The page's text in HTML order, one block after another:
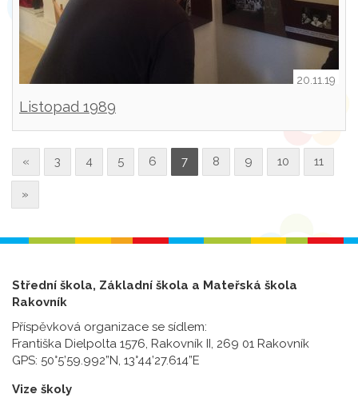
20.11.19
Listopad 1989
« 3 4 5 6 7 8 9 10 11
»
Střední škola, Základní škola a Mateřská škola
Rakovník
Příspěvková organizace se sídlem:
Františka Dielpolta 1576, Rakovník II, 269 01 Rakovník
GPS: 50°5’59.992”N, 13°44’27.614”E
Vize školy